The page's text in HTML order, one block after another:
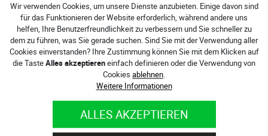
Wir verwenden Cookies, um unsere Dienste anzubieten. Einige davon sind
für das Funktionieren der Website erforderlich, während andere uns
helfen, Ihre Benutzerfreundlichkeit zu verbessern und Sie schneller zu
dem zu führen, was Sie gerade suchen. Sind Sie mit der Verwendung aller
Cookies einverstanden? Ihre Zustimmung können Sie mit dem Klicken auf
die TasteAlles akzeptiereneinfach definieren oder die Verwendung von
Cookies ablehnen.
Weitere Informationen
ALLES AKZEPTIEREN
MONSTER LADY URBAN-MOTORRADHANDSCHUHE
Sofort verfügbar
59.00€
WEITERE PRODUKTE AUS DER
KATEGORIE
MOTORRADBEKLEIDUNG